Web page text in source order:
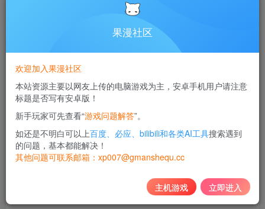
此内容为付费资源，请付费后查看
10
黄金会员免费
《Towerborne》是款节奏爽快的横版 ARPG。你将化身不死
果漫社区
欢迎加入果漫社区
本站资源主要以网友上传的电脑游戏为主，安卓手机用户请注意
标题是否写有安卓版！
新手玩家可先查看“游戏问题解答”。
如还是不明白可以上百度、必应、bilibili和各类AI工具搜索遇到
的问题，基本都能解决！
其他问题可联系邮箱：xp007@gmanshequ.cc
主机游戏 立即进入